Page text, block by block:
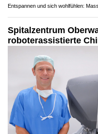
Entspannen und sich wohlfühlen:
Spitalzentrum
roboterassistierte